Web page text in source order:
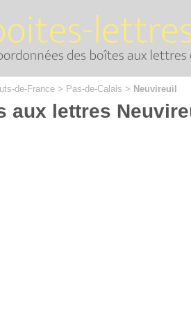
de-France > Pas-de-Calais > Neuvireuil
aux lettres